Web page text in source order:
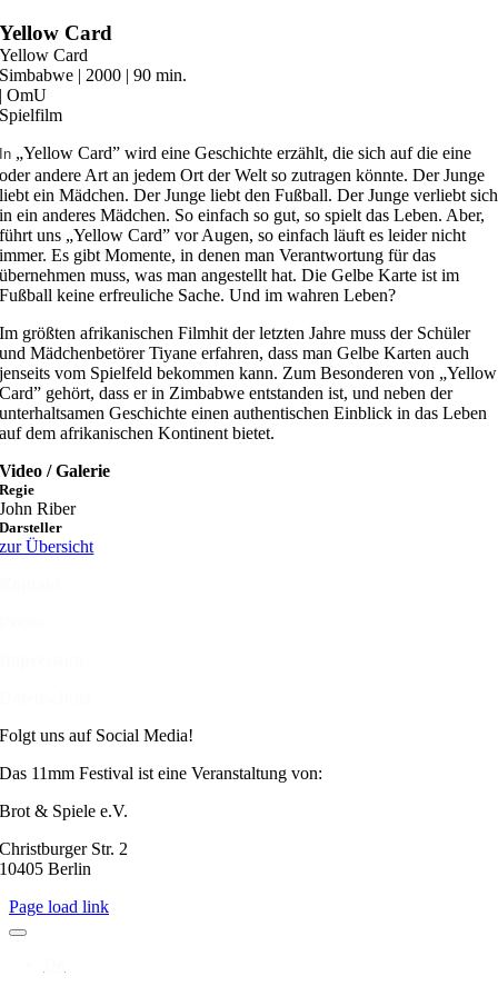
Zum
Inhalt
springen
Yellow Card
Yellow Card
Simbabwe | 2000 | 90 min.
| OmU
Spielfilm
In „Yellow Card” wird eine Geschichte erzählt, die sich auf die eine
oder andere Art an jedem Ort der Welt so zutragen könnte. Der Junge
liebt ein Mädchen. Der Junge liebt den Fußball. Der Junge verliebt sich
in ein anderes Mädchen. So einfach so gut, so spielt das Leben. Aber,
führt uns „Yellow Card” vor Augen, so einfach läuft es leider nicht
immer. Es gibt Momente, in denen man Verantwortung für das
übernehmen muss, was man angestellt hat. Die Gelbe Karte ist im
Fußball keine erfreuliche Sache. Und im wahren Leben?
Im größten afrikanischen Filmhit der letzten Jahre muss der Schüler
und Mädchenbetörer Tiyane erfahren, dass man Gelbe Karten auch
jenseits vom Spielfeld bekommen kann. Zum Besonderen von „Yellow
Card” gehört, dass er in Zimbabwe entstanden ist, und neben der
unterhaltsamen Geschichte einen authentischen Einblick in das Leben
auf dem afrikanischen Kontinent bietet.
Video / Galerie
Regie
John Riber
Darsteller
zur Übersicht
Folgt uns auf Social Media!
Das 11mm Festival ist eine Veranstaltung von:
Brot & Spiele e.V.
Christburger Str. 2
10405 Berlin
Page load link